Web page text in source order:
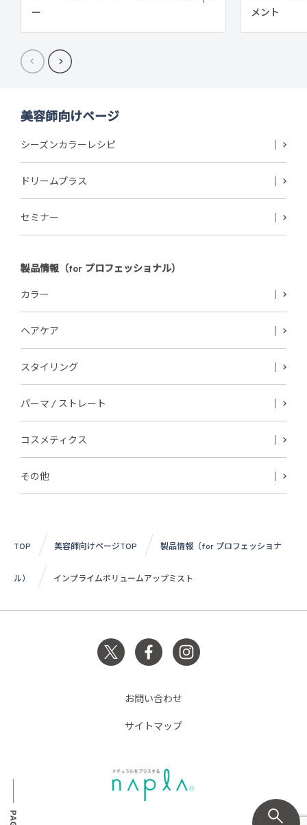
ー
メント
美容師向けページ
シーズンカラーレシピ
ドリームプラス
セミナー
製品情報（for プロフェッショナル）
カラー
ヘアケア
スタイリング
パーマ / ストレート
コスメティクス
その他
TOP 美容師向けページTOP 製品情報（for プロフェッショナ
ル） インプライムボリュームアップミスト
お問い合わせ
サイトマップ